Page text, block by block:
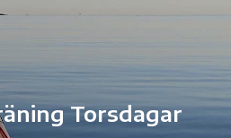
Torsdagar